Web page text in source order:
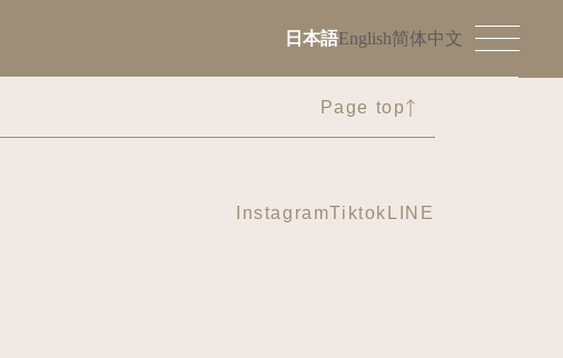
简体中文
English
日本語
Page top
InstagramTiktok LINE